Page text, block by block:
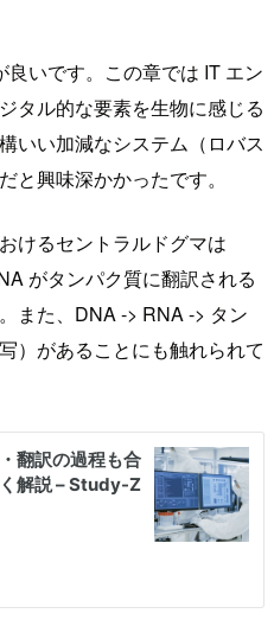
いです。この章では IT エン
タル的な要素を生物に感じる
いい加減なシステム（ロバス
と興味深かかったです。
けるセントラルドグマは
がタンパク質に翻訳される
また、DNA -> RNA -> タン
）があることにも触れられて